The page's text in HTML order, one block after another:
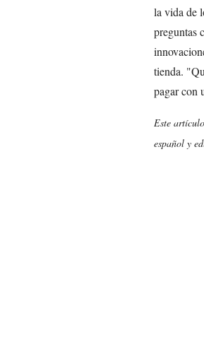
la vida de
preguntas
tienda.
pagar con
Este
español y